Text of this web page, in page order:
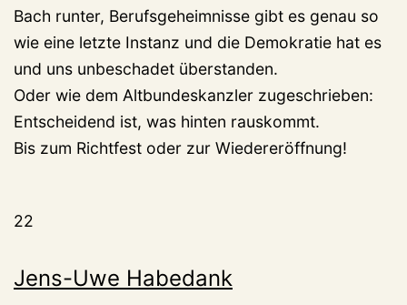
Bach runter, Berufsgeheimnisse gibt es genau so
wie eine letzte Instanz und die Demokratie hat es
und uns unbeschadet überstanden.
Oder wie dem Altbundeskanzler zugeschrieben:
Entscheidend ist, was hinten rauskommt.
Bis zum Richtfest oder zur Wiedereröffnung!
22
Jens-Uwe Habedank